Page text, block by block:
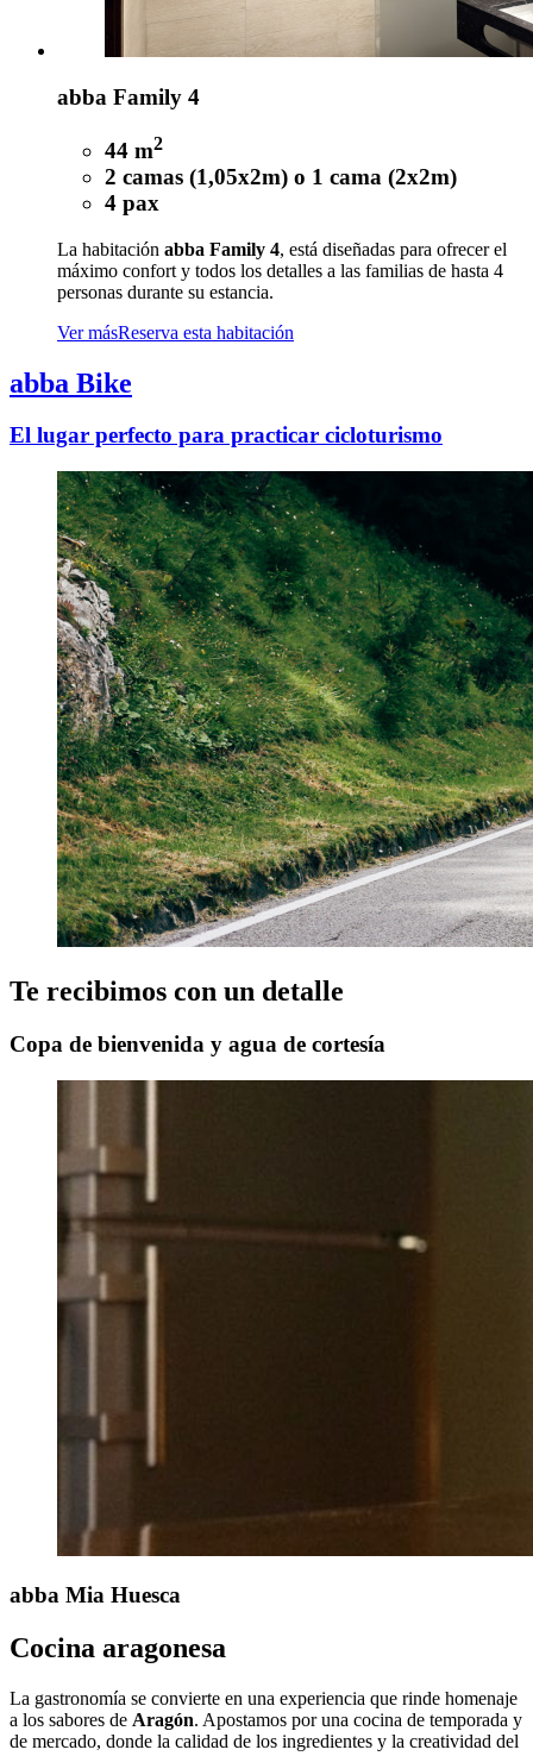
abba Family 4
44 m2
2 camas (1,05x2m) o 1 cama (2x2m)
4 pax
La habitación abba Family 4, está diseñadas para ofrecer el
máximo confort y todos los detalles a las familias de hasta 4
personas durante su estancia.
Ver másReserva esta habitación
abba Bike
El lugar perfecto para practicar cicloturismo
Te recibimos con un detalle
Copa de bienvenida y agua de cortesía
abba Mia Huesca
Cocina aragonesa
La gastronomía se convierte en una experiencia que rinde homenaje
a los sabores de Aragón. Apostamos por una cocina de temporada y
de mercado, donde la calidad de los ingredientes y la creatividad del